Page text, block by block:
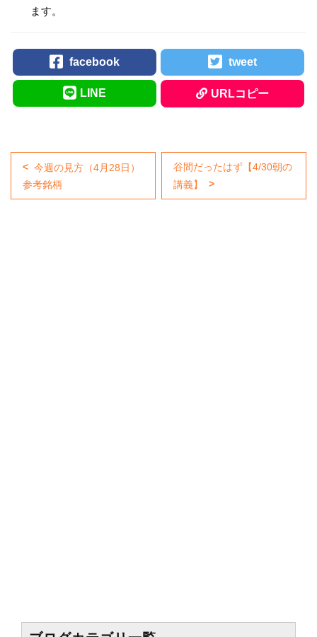
ます。
facebook tweet
LINE URLコピー
今週の見方（4月28日）
参考銘柄
谷間だったはず【4/30朝の
講義】